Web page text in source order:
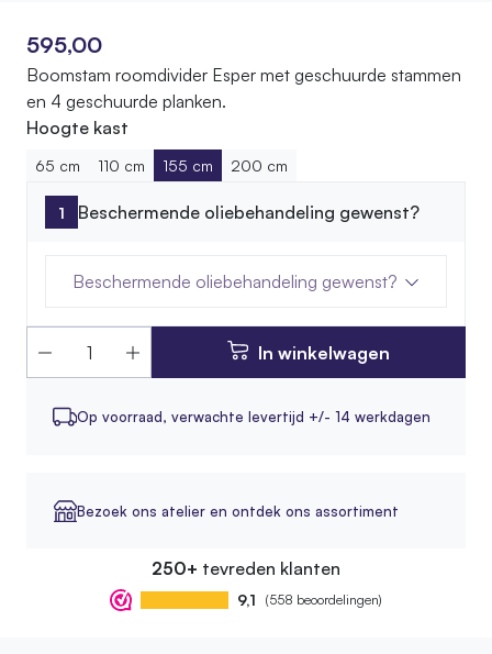
595,00
Boomstam roomdivider Esper met geschuurde stammen
en 4 geschuurde planken.
Hoogte kast
65 cm 110 cm 155 cm 200 cm
Beschermende oliebehandeling gewenst?
Beschermende oliebehandeling gewenst?
In winkelwagen
Op voorraad, verwachte levertijd +/- 14 werkdagen
Bezoek ons atelier en ontdek ons assortiment
250+ tevreden klanten
9,1 (558 beoordelingen)